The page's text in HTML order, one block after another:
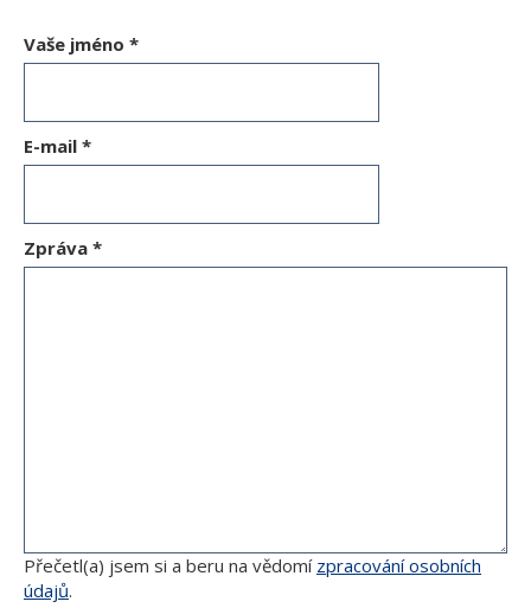
Vaše jméno *
E-mail *
Zpráva *
Přečetl(a) jsem si a beru na vědomí zpracování osobních
údajů.